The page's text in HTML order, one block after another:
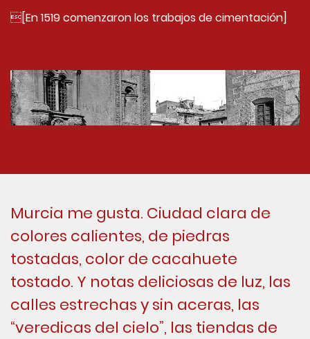
[En 1519 comenzaron los trabajos de cimentación]
Murcia me gusta. Ciudad clara de
colores calientes, de piedras
tostadas, color de cacahuete
tostado. Y notas deliciosas de luz, las
calles estrechas y sin aceras, las
“veredicas del cielo”, las tiendas de